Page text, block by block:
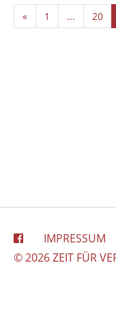
« 1 ... 20
IMPRESSUM
© 2026 ZEIT FÜR